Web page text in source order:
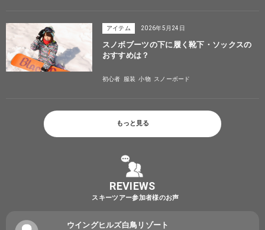
アイテム 2026年5月24日
スノボブーツの下に履く靴下・ソックスの
おすすめは？
初心者 服装 小物 スノーボード
もっと見る
REVIEWS
スキーツアー参加者様のお声
ウイングヒルズ白鳥リゾート